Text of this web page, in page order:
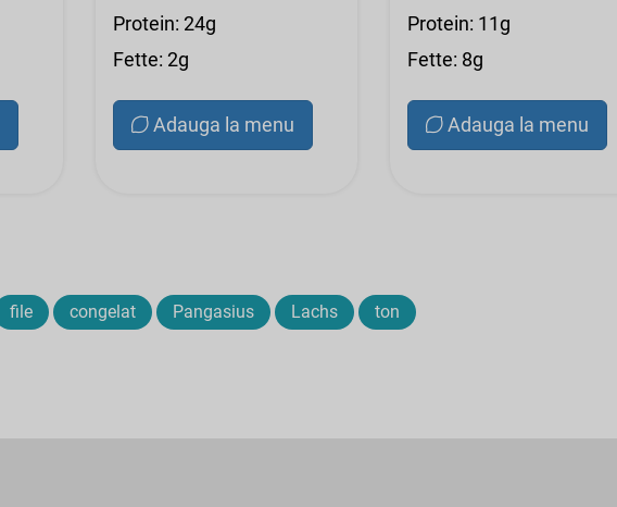
Protein: 24g
Fette: 2g
Adauga la menu
Protein: 11g
Fette: 8g
Adauga la menu
file congelat Pangasius Lachs ton